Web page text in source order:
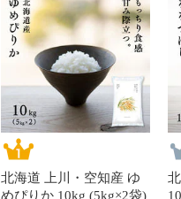
北海道 上川・空知産 ゆ
めぴりか 10kg (5kg×2袋)